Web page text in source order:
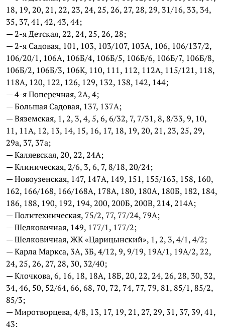
18, 19, 20, 21, 22, 23, 24, 25, 26, 27, 28, 29, 31/16, 33, 34,
35, 37, 41, 42, 43, 44;
— 2-я Детская, 22, 24, 25, 26, 28;
— 2-я Садовая, 101, 103, 103/107, 103А, 106, 106/137/2,
106/20/1, 106А, 106Б/4, 106Б/5, 106Б/6, 106Б/7, 106Б/8,
106Б/2, 106Б/3, 106К, 110, 111, 112, 112А, 115/121, 118,
118А, 120, 122, 126, 129, 132, 138, 142, 144;
— 4-я Поперечная, 2А, 4;
— Большая Садовая, 137, 137А;
— Вяземская, 1, 2, 3, 4, 5, 6, 6/32, 7, 7/31, 8, 8/33, 9, 10,
11, 11А, 12, 13, 14, 15, 16, 17, 18, 19, 20, 21, 23, 25, 29,
29а, 37, 37а;
— Каляевская, 20, 22, 24А;
— Клиническая, 2/6, 3, 6, 7, 8/18, 20/24;
— Новоузенская, 147, 147А, 149, 151, 155/163, 158, 160,
162, 166/168, 166/168А, 178А, 180, 180А, 180Б, 182, 184,
186, 188, 190, 192, 194, 200, 200Б, 200В, 214, 214А;
— Политехническая, 75/2, 77, 77/24, 79А;
— Шелковичная, 149, 177/1, 177/2;
— Шелковичная, ЖК «Царицынский», 1, 2, 3, 4/1, 4/2;
— Карла Маркса, 3А, 3Б, 4/12, 9, 9/19, 19А/1, 19А/2, 22,
24, 25, 26, 27, 28, 30, 32/40;
— Клочкова, 6, 16, 18, 18А, 18Б, 20, 22, 24, 26, 28, 30, 32,
34, 46, 50, 52/64, 66, 68, 70, 72, 74, 77, 79, 81, 85/1, 85/2,
85/3;
— Миротворцева, 4/8, 13, 17, 19, 21, 27, 29, 31, 37, 39, 41,
43;